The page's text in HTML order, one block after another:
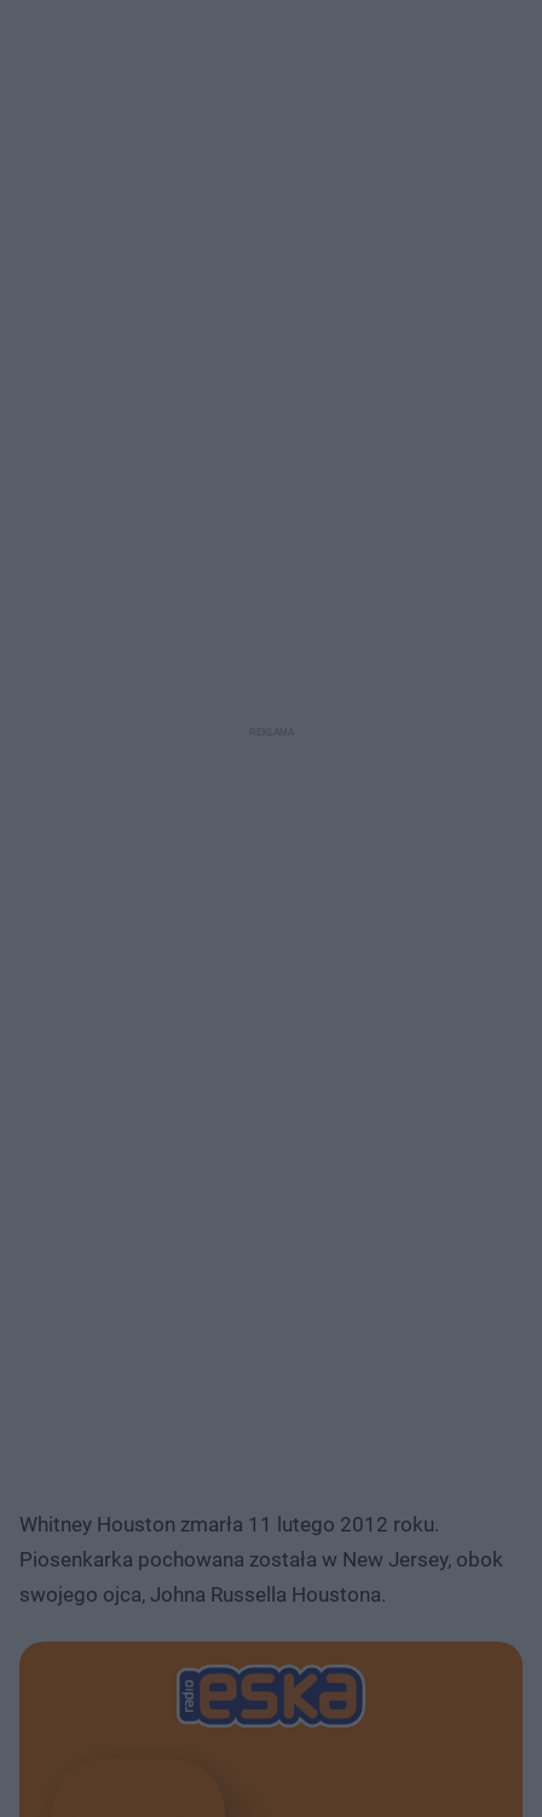
Whitney Houston zmarła 11 lutego 2012 roku.
Piosenkarka pochowana została w New Jersey, obok
swojego ojca, Johna Russella Houstona.